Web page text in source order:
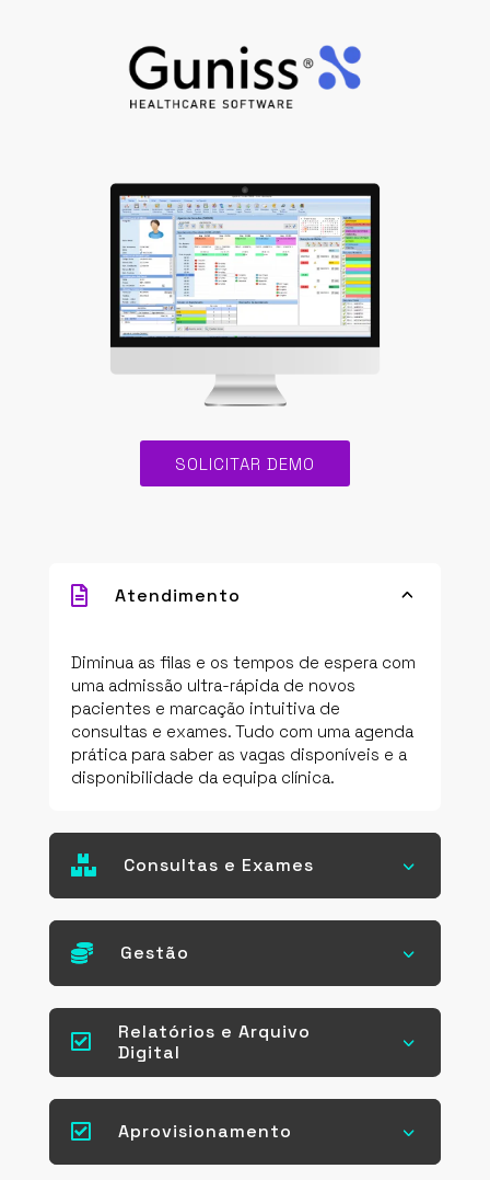
SOLICITAR DEMO
 Atendimento 3
Diminua as filas e os tempos de espera com
uma admissão ultra-rápida de novos
pacientes e marcação intuitiva de
consultas e exames. Tudo com uma agenda
prática para saber as vagas disponíveis e a
disponibilidade da equipa clínica.
 Consultas e Exames 3
 Gestão 3

Relatórios e Arquivo
Digital
3
 Aprovisionamento 3